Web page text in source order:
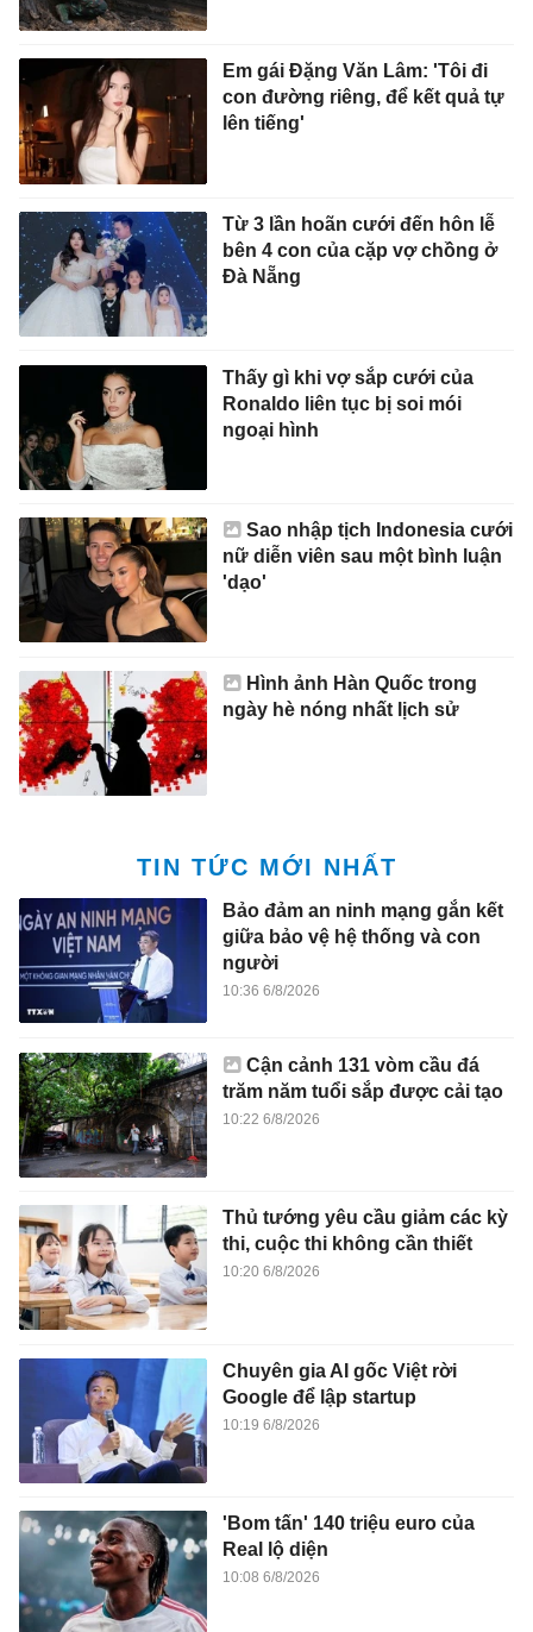
Em gái Đặng Văn Lâm: 'Tôi đi
con đường riêng, để kết quả tự
lên tiếng'
Từ 3 lần hoãn cưới đến hôn lễ
bên 4 con của cặp vợ chồng ở
Đà Nẵng
Thấy gì khi vợ sắp cưới của
Ronaldo liên tục bị soi mói
ngoại hình
Sao nhập tịch Indonesia cưới
nữ diễn viên sau một bình luận
'dạo'
Hình ảnh Hàn Quốc trong
ngày hè nóng nhất lịch sử
TIN TỨC MỚI NHẤT
Bảo đảm an ninh mạng gắn kết
giữa bảo vệ hệ thống và con
người
10:36 6/8/2026
Cận cảnh 131 vòm cầu đá
trăm năm tuổi sắp được cải tạo
10:22 6/8/2026
Thủ tướng yêu cầu giảm các kỳ
thi, cuộc thi không cần thiết
10:20 6/8/2026
Chuyên gia AI gốc Việt rời
Google để lập startup
10:19 6/8/2026
'Bom tấn' 140 triệu euro của
Real lộ diện
10:08 6/8/2026